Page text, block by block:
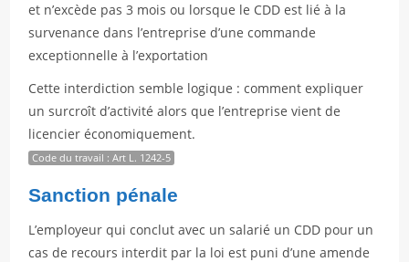
et n’excède pas 3 mois ou lorsque le CDD est lié à la
survenance dans l’entreprise d’une commande
exceptionnelle à l’exportation
Cette interdiction semble logique : comment expliquer
un surcroît d’activité alors que l’entreprise vient de
licencier économiquement.
Code du travail : Art L. 1242-5
Sanction pénale
L’employeur qui conclut avec un salarié un CDD pour un
cas de recours interdit par la loi est puni d’une amende